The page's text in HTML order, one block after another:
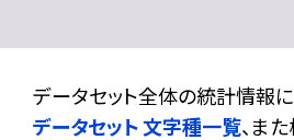
データセット全体の統計情報に
データセット 文字種一覧、ま